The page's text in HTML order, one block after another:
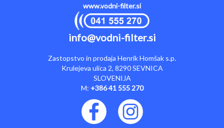
www.vodni-filter.si
info@vodni-filter.si
Zastopstvo in prodaja Henrik Homšak s.p.
Krulejeva ulica 2, 8290 SEVNICA
SLOVENIJA
M: +386 41 555 270